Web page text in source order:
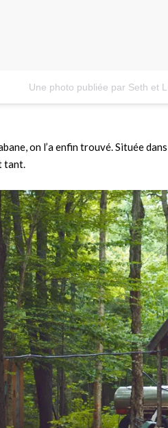
Une photo publiée par Seth et
on l’a enfin trouvé. Située
tant.